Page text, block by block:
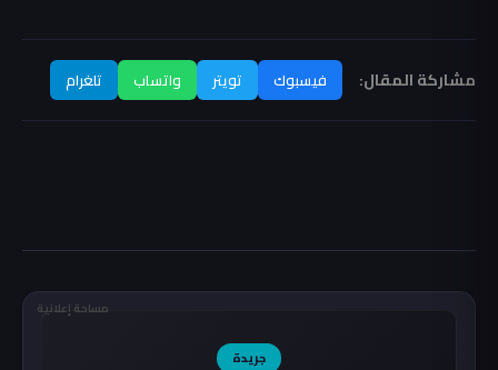
مشاركة المقال: فيسبوك تويتر واتساب تلغرام
مساحة إعلانية
جريدة